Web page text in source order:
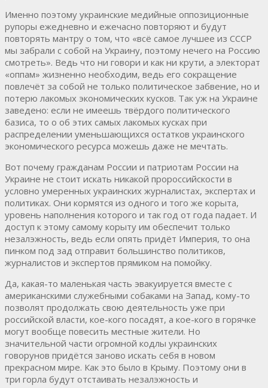
Именно поэтому украинские медийные оппозиционные
рупоры ежедневно и ежечасно повторяют и будут
повторять мантру о том, что «всё самое лучшее из СССР
мы забрали с собой на Украину, поэтому нечего на Россию
смотреть». Ведь что ни говори и как ни крути, а электорат
«оппам» жизненно необходим, ведь его сокращение
повлечёт за собой не только политическое забвение, но и
потерю лакомых экономических кусков. Так уж на Украине
заведено: если не имеешь твёрдого политического
базиса, то о об этих самых лакомых кусках при
распределении уменьшающихся остатков украинского
экономического ресурса можешь даже не мечтать.
Вот почему гражданам России и патриотам России на
Украине не стоит искать никакой пророссийскости в
условно умеренных украинских журналистах, экспертах и
политиках. Они кормятся из одного и того же корыта,
уровень наполнения которого и так год от года падает. И
доступ к этому самому корыту им обеспечит только
незалэжность, ведь если опять придёт Империя, то она
пинком под зад отправит большинство политиков,
журналистов и экспертов прямиком на помойку.
Да, какая-то маленькая часть эвакуируется вместе с
американскими служебными собаками на Запад, кому-то
позволят продолжать свою деятельность уже при
российской власти, кое-кого посадят, а кое-кого в горячке
могут вообще повесить местные жители. Но
значительной части огромной кодлы украинских
говорунов придётся заново искать себя в новом
прекрасном мире. Как это было в Крыму. Поэтому они в
три горла будут отстаивать незалэжность и